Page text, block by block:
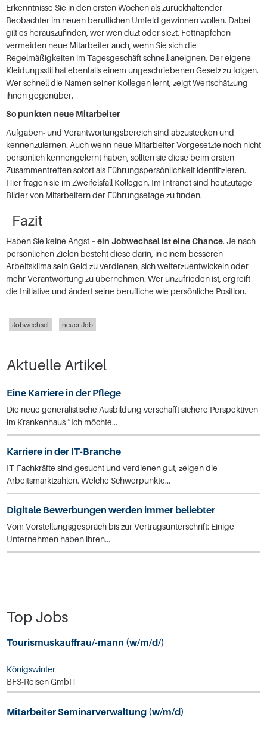
Erkenntnisse Sie in den ersten Wochen als zurückhaltender
Beobachter im neuen beruflichen Umfeld gewinnen wollen. Dabei
gilt es herauszufinden, wer wen duzt oder siezt. Fettnäpfchen
vermeiden neue Mitarbeiter auch, wenn Sie sich die
Regelmäßigkeiten im Tagesgeschäft schnell aneignen. Der eigene
Kleidungsstil hat ebenfalls einem ungeschriebenen Gesetz zu folgen.
Wer schnell die Namen seiner Kollegen lernt, zeigt Wertschätzung
ihnen gegenüber.
So punkten neue Mitarbeiter
Aufgaben- und Verantwortungsbereich sind abzustecken und
kennenzulernen. Auch wenn neue Mitarbeiter Vorgesetzte noch nicht
persönlich kennengelernt haben, sollten sie diese beim ersten
Zusammentreffen sofort als Führungspersönlichkeit identifizieren.
Hier fragen sie im Zweifelsfall Kollegen. Im Intranet sind heutzutage
Bilder von Mitarbeitern der Führungsetage zu finden.
Fazit
Haben Sie keine Angst – ein Jobwechsel ist eine Chance. Je nach
persönlichen Zielen besteht diese darin, in einem besseren
Arbeitsklima sein Geld zu verdienen, sich weiterzuentwickeln oder
mehr Verantwortung zu übernehmen. Wer unzufrieden ist, ergreift
die Initiative und ändert seine berufliche wie persönliche Position.
Jobwechsel neuer Job
Aktuelle Artikel
Eine Karriere in der Pflege
Die neue generalistische Ausbildung verschafft sichere Perspektiven
im Krankenhaus “Ich möchte...
Karriere in der IT-Branche
IT-Fachkräfte sind gesucht und verdienen gut, zeigen die
Arbeitsmarktzahlen. Welche Schwerpunkte...
Digitale Bewerbungen werden immer beliebter
Vom Vorstellungsgespräch bis zur Vertragsunterschrift: Einige
Unternehmen haben ihren...
Top Jobs
Tourismuskauffrau/-mann (w/m/d/)
Königswinter
BFS-Reisen GmbH
Mitarbeiter Seminarverwaltung (w/m/d)